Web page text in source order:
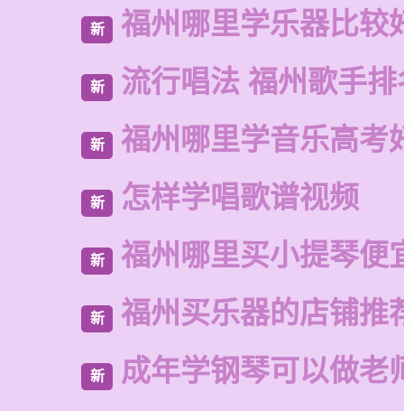
新 福州哪里学乐器比较
新 流行唱法 福州歌手
新 福州哪里学音乐高考
新 怎样学唱歌谱视频
新 福州哪里买小提琴便
新 福州买乐器的店铺推
新 成年学钢琴可以做老